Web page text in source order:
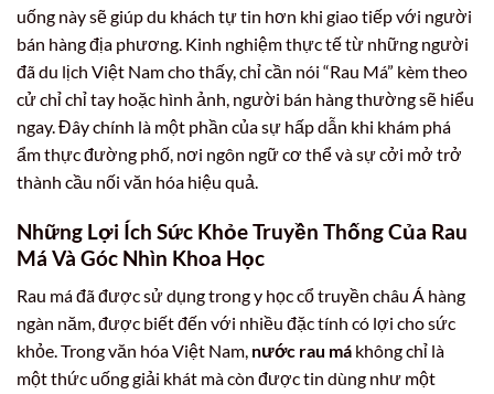
uống này sẽ giúp du khách tự tin hơn khi giao tiếp với người
bán hàng địa phương. Kinh nghiệm thực tế từ những người
đã du lịch Việt Nam cho thấy, chỉ cần nói “Rau Má” kèm theo
cử chỉ chỉ tay hoặc hình ảnh, người bán hàng thường sẽ hiểu
ngay. Đây chính là một phần của sự hấp dẫn khi khám phá
ẩm thực đường phố, nơi ngôn ngữ cơ thể và sự cởi mở trở
thành cầu nối văn hóa hiệu quả.
Những Lợi Ích Sức Khỏe Truyền Thống Của Rau
Má Và Góc Nhìn Khoa Học
Rau má đã được sử dụng trong y học cổ truyền châu Á hàng
ngàn năm, được biết đến với nhiều đặc tính có lợi cho sức
khỏe. Trong văn hóa Việt Nam, nước rau má không chỉ là
một thức uống giải khát mà còn được tin dùng như một